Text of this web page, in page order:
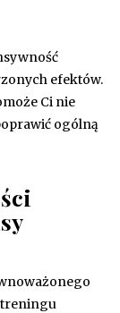
efektów.
Ci nie
ogólną
treningu